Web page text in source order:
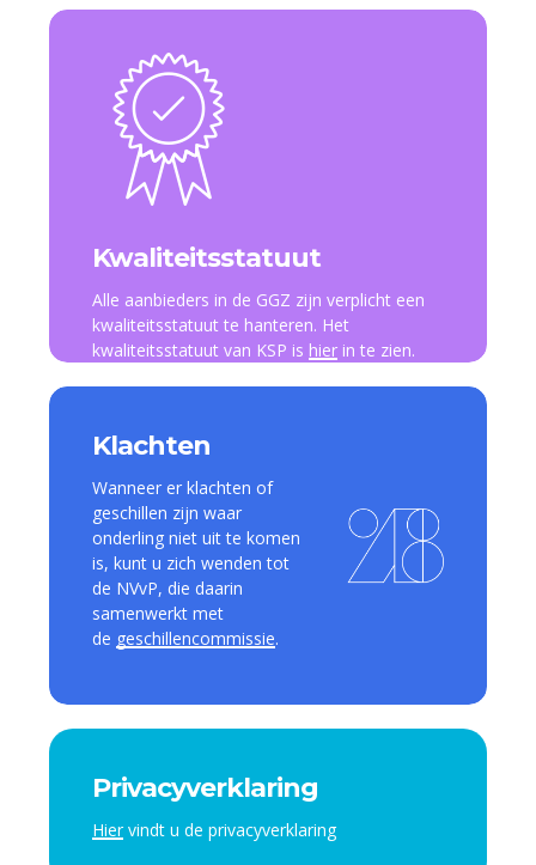
Kwaliteitsstatuut
Alle aanbieders in de GGZ zijn verplicht een
kwaliteitsstatuut te hanteren. Het
kwaliteitsstatuut van KSP is hierin te zien.
Klachten
Wanneer er klachten of
geschillen zijn waar
onderling niet uit te komen
is, kunt u zich wenden tot
de NVvP, die daarin
samenwerkt met
de geschillencommissie.
Privacyverklaring
Hiervindt u de privacyverklaring